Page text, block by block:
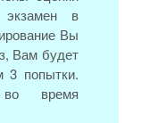
в
Вы
Вам будет
3 попытки.
во время